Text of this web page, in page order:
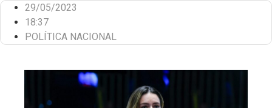
29/05/2023
18:37
POLÍTICA NACIONAL